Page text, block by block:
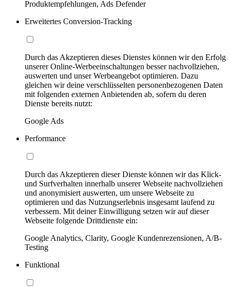
Produktempfehlungen, Ads Defender
Erweitertes Conversion-Tracking
Durch das Akzeptieren dieses Dienstes können wir den Erfolg
unserer Online-Werbeeinschaltungen besser nachvollziehen,
auswerten und unser Werbeangebot optimieren. Dazu
gleichen wir deine verschlüsselten personenbezogenen Daten
mit folgenden externen Anbietenden ab, sofern du deren
Dienste bereits nutzt:
Google Ads
Performance
Durch das Akzeptieren dieser Dienste können wir das Klick-
und Surfverhalten innerhalb unserer Webseite nachvollziehen
und anonymisiert auswerten, um unsere Webseite zu
optimieren und das Nutzungserlebnis insgesamt laufend zu
verbessern. Mit deiner Einwilligung setzen wir auf dieser
Webseite folgende Drittdienste ein:
Google Analytics, Clarity, Google Kundenrezensionen, A/B-
Testing
Funktional